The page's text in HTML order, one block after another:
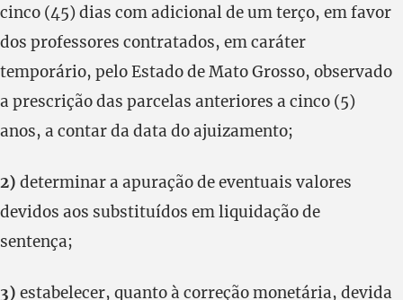
cinco (45) dias com adicional de um terço, em favor
dos professores contratados, em caráter
temporário, pelo Estado de Mato Grosso, observado
a prescrição das parcelas anteriores a cinco (5)
anos, a contar da data do ajuizamento;
2) determinar a apuração de eventuais valores
devidos aos substituídos em liquidação de
sentença;
3) estabelecer, quanto à correção monetária, devida